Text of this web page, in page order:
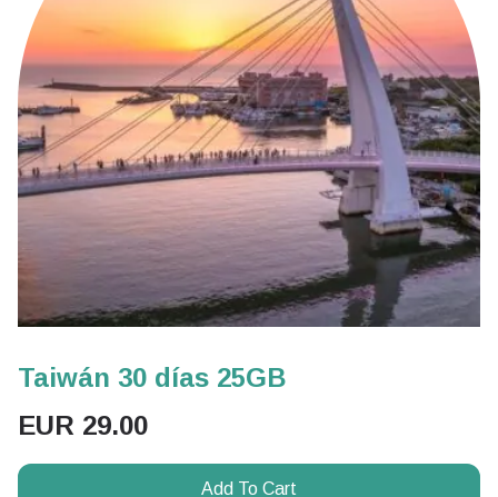
Taiwán 30 días 25GB
EUR 29.00
Add To Cart